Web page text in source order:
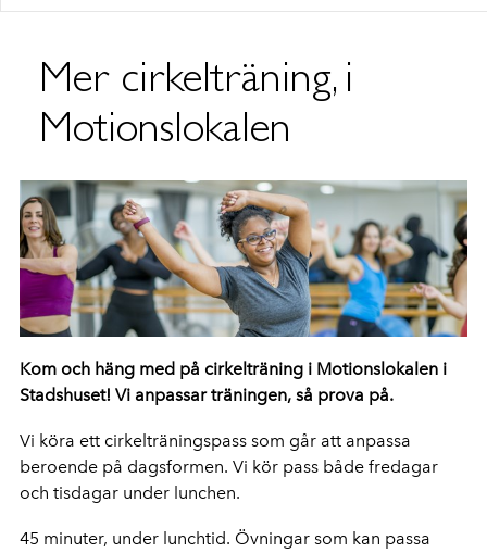
Mer cirkelträning, i
Motionslokalen
Kom och häng med på cirkelträning i Motionslokalen i
Stadshuset! Vi anpassar träningen, så prova på.
Vi köra ett cirkelträningspass som går att anpassa
beroende på dagsformen. Vi kör pass både fredagar
och tisdagar under lunchen.
45 minuter, under lunchtid. Övningar som kan passa